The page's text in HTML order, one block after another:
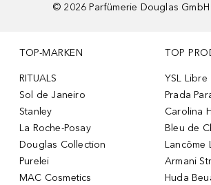
© 2026 Parfümerie Douglas
TOP-MARKEN
RITUALS
Sol de Janeiro
Stanley
La Roche-Posay
Douglas Collection
Purelei
MAC Cosmetics
TOP
YSL Libre
Prada
Carolina
Bleu de
Lancôme
Armani
Huda